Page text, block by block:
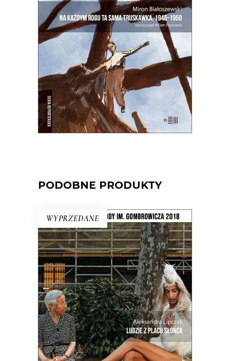
E-BOOK DO KOSZYKA
Zupełnie nowe miasto. Jakaś inna
Warszawa na starych śmieciach. Skąd
się wzięła?
50.00zł 25.00zł
PODOBNE PRODUKTY
WYPRZEDANE
LUDZIE Z PLACU SŁOŃCA
Intymny portret kraju na rozdrożu.
Miejsca, w którym coś się skończyło, a
nowe jeszcze nie zaczęło. Reportaże o
Hiszpanii z krwi i kości, a nie z
turystycznego folderu.